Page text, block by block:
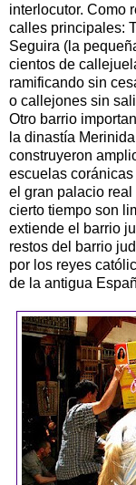
interlocutor. Como
calles principales:
Seguira (la
cientos de
ramificando sin
o callejones sin
Otro barrio
la dinastía
construyeron
escuelas
el gran palacio
cierto tiempo son
extiende el barrio
restos del barrio
por los reyes
de la antigua